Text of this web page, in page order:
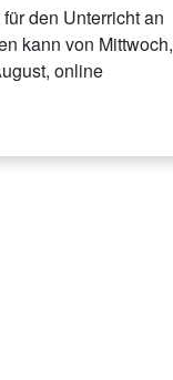
den Unterricht an
kann von Mittwoch,
online